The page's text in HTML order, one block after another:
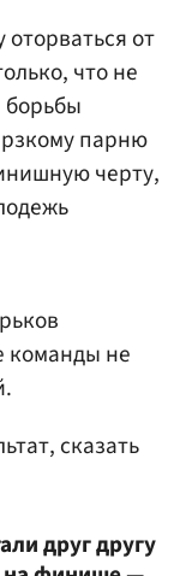
от
что не
борьбы
парню
черту,
команды не
сказать
друг другу